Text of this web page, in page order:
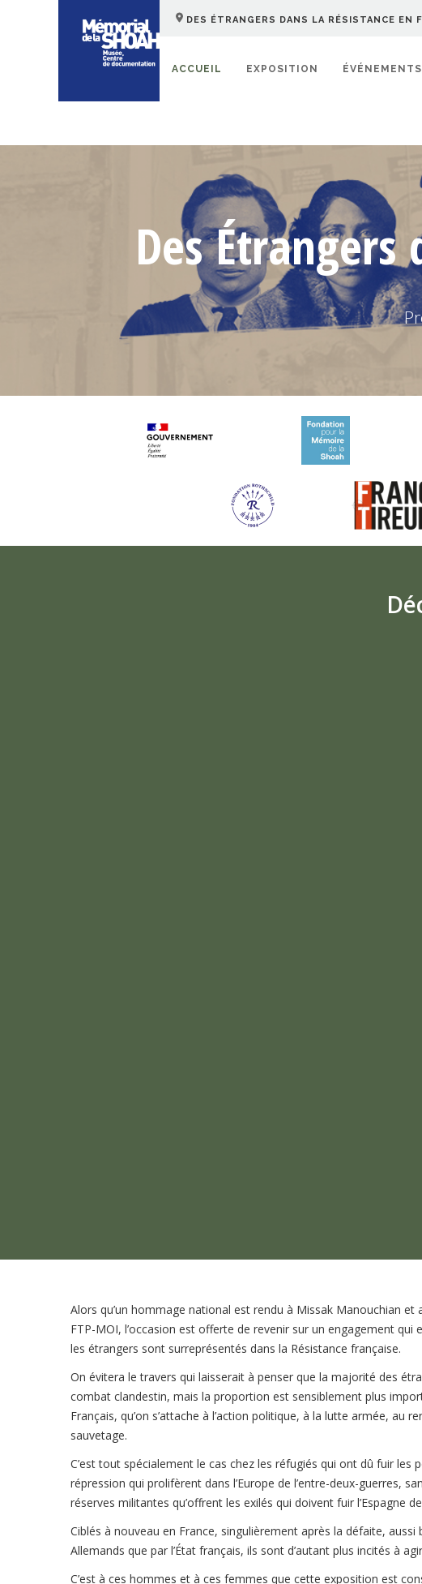
DES ÉTRANGERS DANS LA RÉSISTANCE EN
ACCUEIL EXPOSITION ÉVÉNEMENTS
Des Étrangers
Alors qu’un hommage national est rendu à Missak Manouchian et
FTP-MOI, l’occasion est offerte de revenir sur un engagement qui
les étrangers sont surreprésentés dans la Résistance française.
On évitera le travers qui laisserait à penser que la majorité des
combat clandestin, mais la proportion est sensiblement plus
Français, qu’on s’attache à l’action politique, à la lutte armée, au
sauvetage.
C’est tout spécialement le cas chez les réfugiés qui ont dû fuir les
répression qui prolifèrent dans l’Europe de l’entre-deux-guerres,
réserves militantes qu’offrent les exilés qui doivent fuir l’Espagne
Ciblés à nouveau en France, singulièrement après la défaite, aussi
Allemands que par l’État français, ils sont d’autant plus incités à
C’est à ces hommes et à ces femmes que cette exposition est